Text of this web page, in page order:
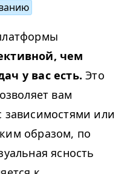
чем
у вас есть. Это
вам
зависимостями или
образом, по
ясность